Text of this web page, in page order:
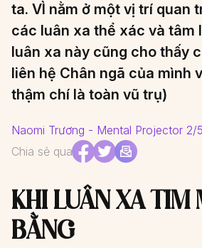
ta. VÌ nằm ở một vị trí quan
các luân xa thể xác và tâm
luân xa này cũng cho thấy
liên hệ Chân ngã của mình
thậm chí là toàn vũ trụ)
Naomi Trương - Mental Projector 2/5
Chia sẻ qua
KHI LUÂN XA TIM
BẰNG